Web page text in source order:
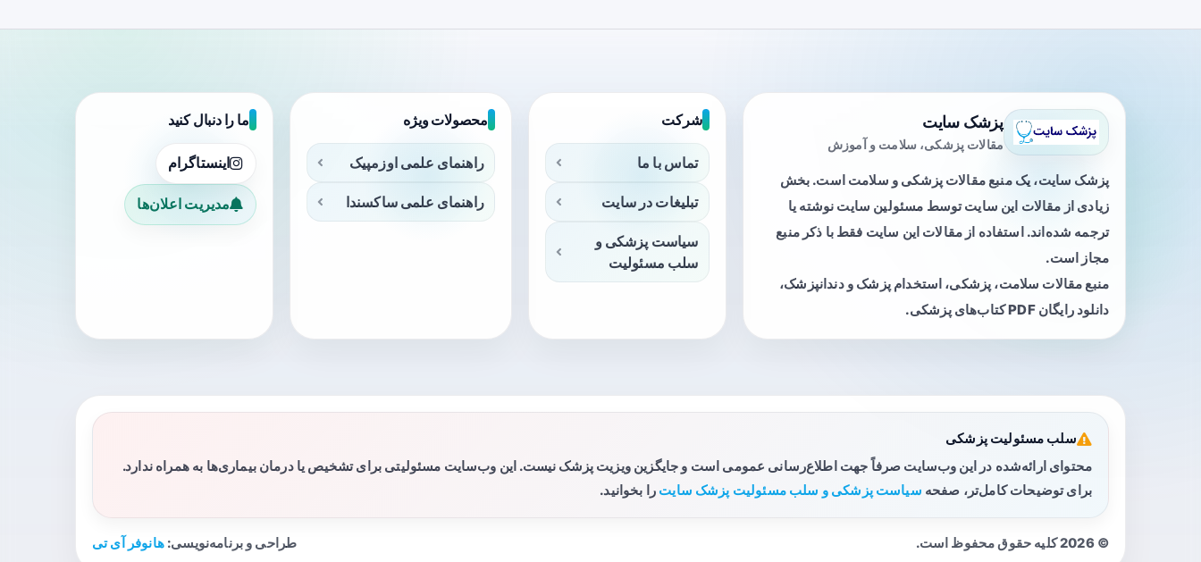
پزشک سایت
مقالات پزشکی، سلامت و آموزش
پزشک سایت، یک منبع مقالات پزشکی و سلامت است. بخش
زیادی از مقالات این سایت توسط مسئولین سایت نوشته یا
ترجمه شده‌اند. استفاده از مقالات این سایت فقط با ذکر منبع
مجاز است.
منبع مقالات سلامت، پزشکی، استخدام پزشک و دندانپزشک،
دانلود رایگان PDF کتاب‌های پزشکی.
شرکت
تماس با ما
تبلیغات در سایت
سیاست پزشکی و
سلب مسئولیت
محصولات ویژه
راهنمای علمی اوزمپیک
راهنمای علمی ساکسندا
ما را دنبال کنید
اینستاگرام
مدیریت اعلان‌ها
سلب مسئولیت پزشکی
محتوای ارائه‌شده در این وب‌سایت صرفاً جهت اطلاع‌رسانی عمومی است و جایگزین ویزیت پزشک نیست. این وب‌سایت مسئولیتی برای تشخیص یا درمان بیماری‌ها به همراه ندارد.
برای توضیحات کامل‌تر، صفحه سیاست پزشکی و سلب مسئولیت پزشک سایت را بخوانید.
© 2026 کلیه حقوق محفوظ است. طراحی و برنامه‌نویسی:هانوفر آی تی